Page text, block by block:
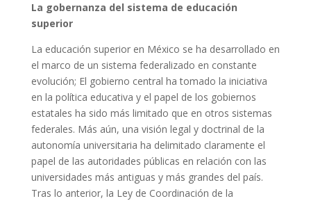
La gobernanza del sistema de educación
superior
La educación superior en México se ha desarrollado en
el marco de un sistema federalizado en constante
evolución; El gobierno central ha tomado la iniciativa
en la política educativa y el papel de los gobiernos
estatales ha sido más limitado que en otros sistemas
federales. Más aún, una visión legal y doctrinal de la
autonomía universitaria ha delimitado claramente el
papel de las autoridades públicas en relación con las
universidades más antiguas y más grandes del país.
Tras lo anterior, la Ley de Coordinación de la